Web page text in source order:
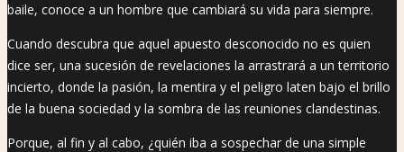
baile, conoce a un hombre que cambiará su vida para siempre.
Cuando descubra que aquel apuesto desconocido no es quien
dice ser, una sucesión de revelaciones la arrastrará a un territorio
incierto, donde la pasión, la mentira y el peligro laten bajo el brillo
de la buena sociedad y la sombra de las reuniones clandestinas.
Porque, al fin y al cabo, ¿quién iba a sospechar de una simple